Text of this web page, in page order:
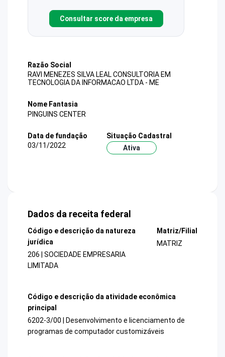
Consultar score da empresa
Razão Social
RAVI MENEZES SILVA LEAL CONSULTORIA EM
TECNOLOGIA DA INFORMACAO LTDA - ME
Nome Fantasia
PINGUINS CENTER
Data de fundação
03/11/2022
Situação Cadastral
Ativa
Dados da receita federal
Código e descrição da natureza
jurídica
206 | SOCIEDADE EMPRESARIA
LIMITADA
Matriz/Filial
MATRIZ
Código e descrição da atividade econômica
principal
6202-3/00 | Desenvolvimento e licenciamento de
programas de computador customizáveis